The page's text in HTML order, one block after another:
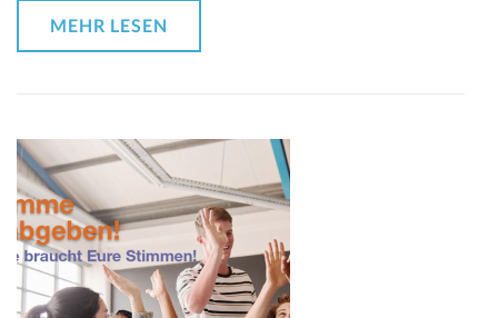
MEHR LESEN